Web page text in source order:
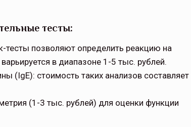
тесты:
позволяют определить реакцию на
в диапазоне 1-5 тыс. рублей.
(IgE): стоимость таких анализов составляет
(1-3 тыс. рублей) для оценки функции